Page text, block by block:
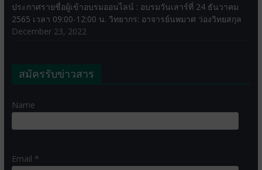
ประกาศรายชื่อผู้เข้าอบรมออนไลน์ : อบรมวันเสาร์ที่ 24 ธันวาคม
2565 เวลา 09:00-12:00 น. วิทยากร: อาจารย์นพมาศ ว่องวิทยสกุล
December 23, 2022
สมัครรับข่าวสาร
Name
Email *